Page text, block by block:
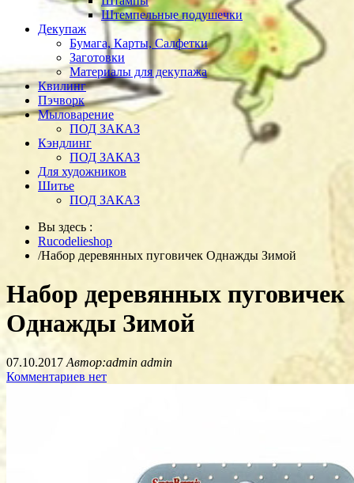
Штемпельные подушечки
Декупаж
Бумага, Карты, Салфетки
Заготовки
Материалы для декупажа
Квилинг
Пэчворк
Мыловарение
ПОД ЗАКАЗ
Кэндлинг
ПОД ЗАКАЗ
Для художников
Шитье
ПОД ЗАКАЗ
Вы здесь :
Rucodelieshop
/Набор деревянных пуговичек Однажды Зимой
Набор деревянных пуговичек
Однажды Зимой
07.10.2017 Автор:admin admin
Комментариев нет